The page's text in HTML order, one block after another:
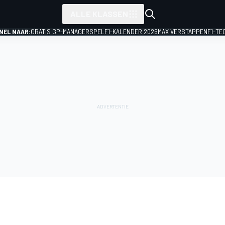
NAAR:GRATIS GP-MANAGERSPEL F1-KALENDER 2026MAX VERSTAPPENF1-